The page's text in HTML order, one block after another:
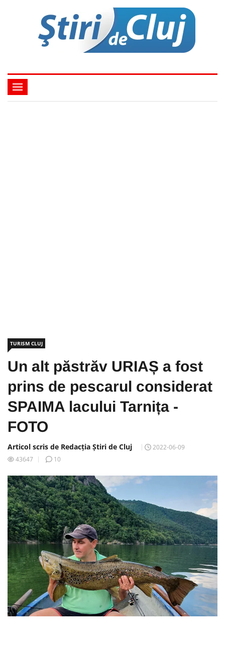
TURISM CLUJ
Un alt păstrăv URIAȘ a fost
prins de pescarul considerat
SPAIMA lacului Tarnița -
FOTO
Articol scris de Redacția Știri de Cluj
2022-06-09
43647
10